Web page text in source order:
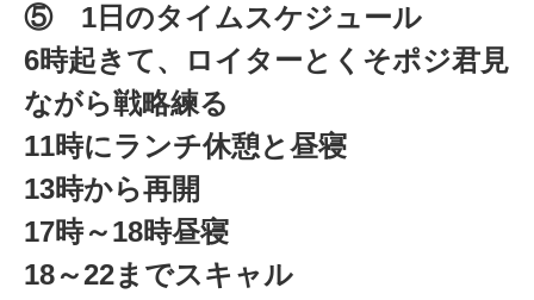
⑤ 1日のタイムスケジュール
6時起きて、ロイターとくそポジ君見
ながら戦略練る
11時にランチ休憩と昼寝
13時から再開
17時～18時昼寝
18～22までスキャル